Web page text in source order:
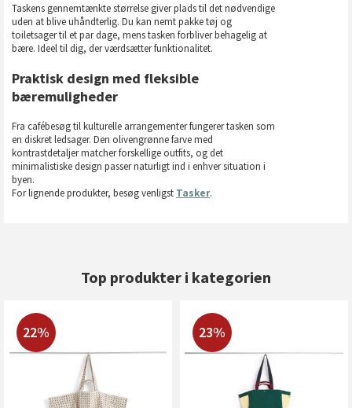
Taskens gennemtænkte størrelse giver plads til det nødvendige
uden at blive uhåndterlig. Du kan nemt pakke tøj og
toiletsager til et par dage, mens tasken forbliver behagelig at
bære. Ideel til dig, der værdsætter funktionalitet.
Praktisk design med fleksible
bæremuligheder
Fra cafébesøg til kulturelle arrangementer fungerer tasken som
en diskret ledsager. Den olivengrønne farve med
kontrastdetaljer matcher forskellige outfits, og det
minimalistiske design passer naturligt ind i enhver situation i
byen.
For lignende produkter, besøg venligst Tasker.
Top produkter i kategorien
22% 23%